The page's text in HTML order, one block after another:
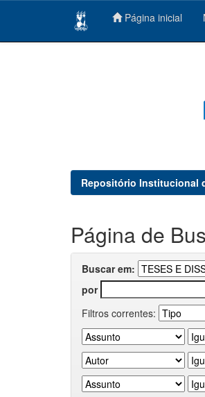
Página inicial
Repositório Institucional
Página de
Buscar em:
por
Filtros correntes: